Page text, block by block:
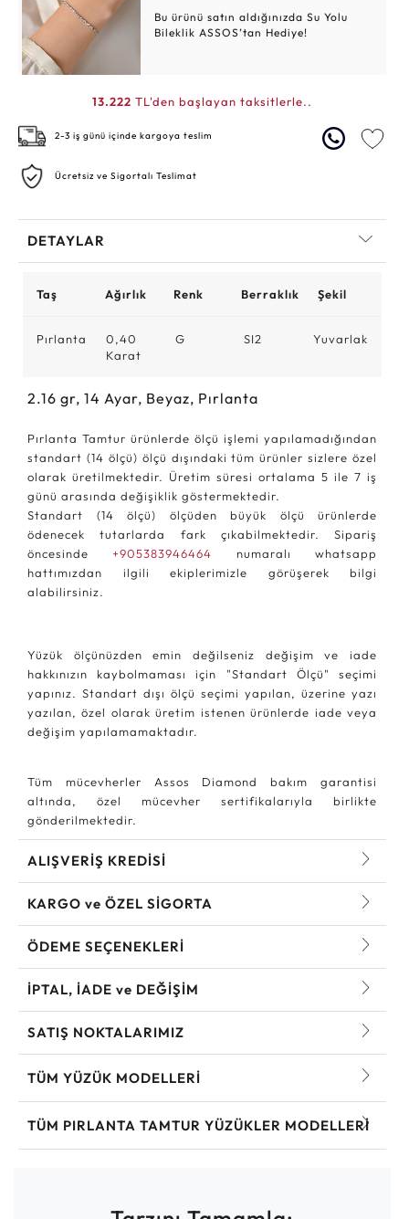
Bu ürünü satın aldığınızda Su Yolu
Bileklik ASSOS’tan Hediye!
13.222 TL'den başlayan taksitlerle..
2-3 iş günü içinde kargoya teslim
Ücretsiz ve Sigortalı Teslimat
DETAYLAR
Taş Ağırlık Renk Berraklık Şekil
Pırlanta
0,40
Karat
G SI2 Yuvarlak
2.16 gr, 14 Ayar, Beyaz, Pırlanta
Pırlanta Tamtur ürünlerde ölçü işlemi yapılamadığından
standart (14 ölçü) ölçü dışındaki tüm ürünler sizlere özel
olarak üretilmektedir. Üretim süresi ortalama 5 ile 7 iş
günü arasında değişiklik göstermektedir.
Standart (14 ölçü) ölçüden büyük ölçü ürünlerde
ödenecek tutarlarda fark çıkabilmektedir. Sipariş
öncesinde+905383946464 numaralı whatsapp
hattımızdan ilgili ekiplerimizle görüşerek bilgi
alabilirsiniz.
Yüzük ölçünüzden emin değilseniz değişim ve iade
hakkınızın kaybolmaması için "Standart Ölçü" seçimi
yapınız. Standart dışı ölçü seçimi yapılan, üzerine yazı
yazılan, özel olarak üretim istenen ürünlerde iade veya
değişim yapılamamaktadır.
Tüm mücevherler Assos Diamond bakım garantisi
altında, özel mücevher sertifikalarıyla birlikte
gönderilmektedir.
ALIŞVERİŞ KREDİSİ
KARGO ve ÖZEL SİGORTA
ÖDEME SEÇENEKLERİ
İPTAL, İADE ve DEĞİŞİM
SATIŞ NOKTALARIMIZ
TÜM YÜZÜK MODELLERI
TÜM PIRLANTA TAMTUR YÜZÜKLER MODELLERI